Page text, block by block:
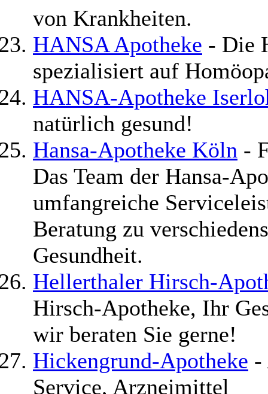
von Krankheiten.
HANSA Apotheke - Die
spezialisiert auf
HANSA-Apotheke
natürlich gesund!
Hansa-Apotheke Köln -
Das Team der Hansa-
umfangreiche
Beratung zu
Gesundheit.
Hellerthaler Hirsch-
Hirsch-Apotheke, Ihr
wir beraten Sie gerne!
Hickengrund-Apotheke -
Service, Arzneimittel